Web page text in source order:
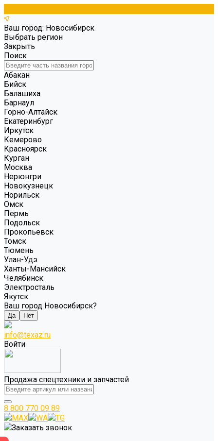
Ваш город: Новосибирск
Выбрать регион
Закрыть
Поиск
Абакан
Бийск
Балашиха
Барнаул
Горно-Алтайск
Екатеринбург
Иркутск
Кемерово
Красноярск
Курган
Москва
Нерюнгри
Новокузнецк
Норильск
Омск
Пермь
Подольск
Прокопьевск
Томск
Тюмень
Улан-Удэ
Ханты-Мансийск
Челябинск
Электросталь
Якутск
Ваш город Новосибирск?
Да Нет
info@texaz.ru
Войти
Продажа спецтехники и запчастей
8 800 770 09 89
MAX
WA
TG
Заказать звонок